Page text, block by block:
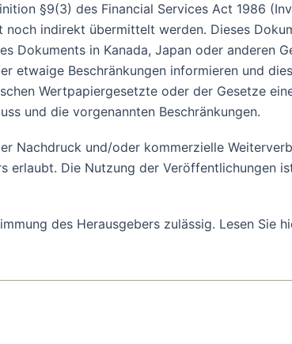
§9(3) des Financial Services Act 1986
indirekt übermittelt werden. Dieses
Dokuments in Kanada, Japan oder anderen
etwaige Beschränkungen informieren und
Wertpapiergesetzte oder der Gesetze
und die vorgenannten Beschränkungen.
Nachdruck und/oder kommerzielle
erlaubt. Die Nutzung der Veröffentlichungen
des Herausgebers zulässig. Lesen Sie